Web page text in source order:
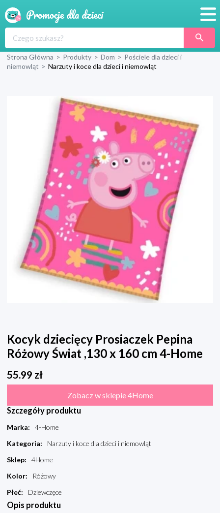
Produkty
Blog
Wyprawka
Strona Główna > Produkty > Dom > Pościele dla dzieci i
niemowląt > Narzuty i koce dla dzieci i niemowląt
Kocyk dziecięcy Prosiaczek Pepina
Różowy Świat ,130 x 160 cm 4-Home
55.99 zł
Zobacz w sklepie 4Home
Szczegóły produktu
Marka:
4-Home
Kategoria:
Narzuty i koce dla dzieci i niemowląt
Sklep:
4Home
Kolor:
Różowy
Płeć: Dziewczęce
Opis produktu